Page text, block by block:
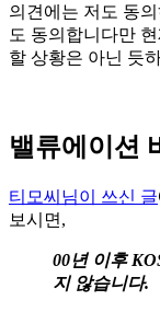
의견에는 저도 동
도 동의합니다만
할 상황은 아닌 듯
밸류에이션
티모씨님이 쓰신 글
보시면,
00년 이후
지 않습니다.